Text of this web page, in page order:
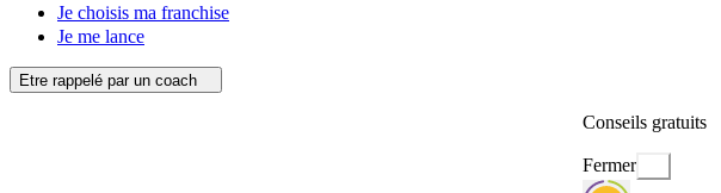
Je choisis ma franchise
Je me lance
Etre rappelé par un coach
Conseils gratuits
Fermer